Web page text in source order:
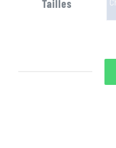
Tailles